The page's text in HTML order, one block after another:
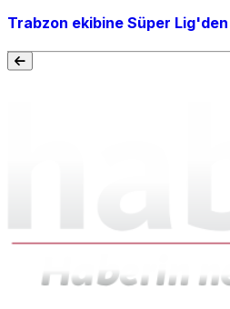
Trabzon ekibine Süper